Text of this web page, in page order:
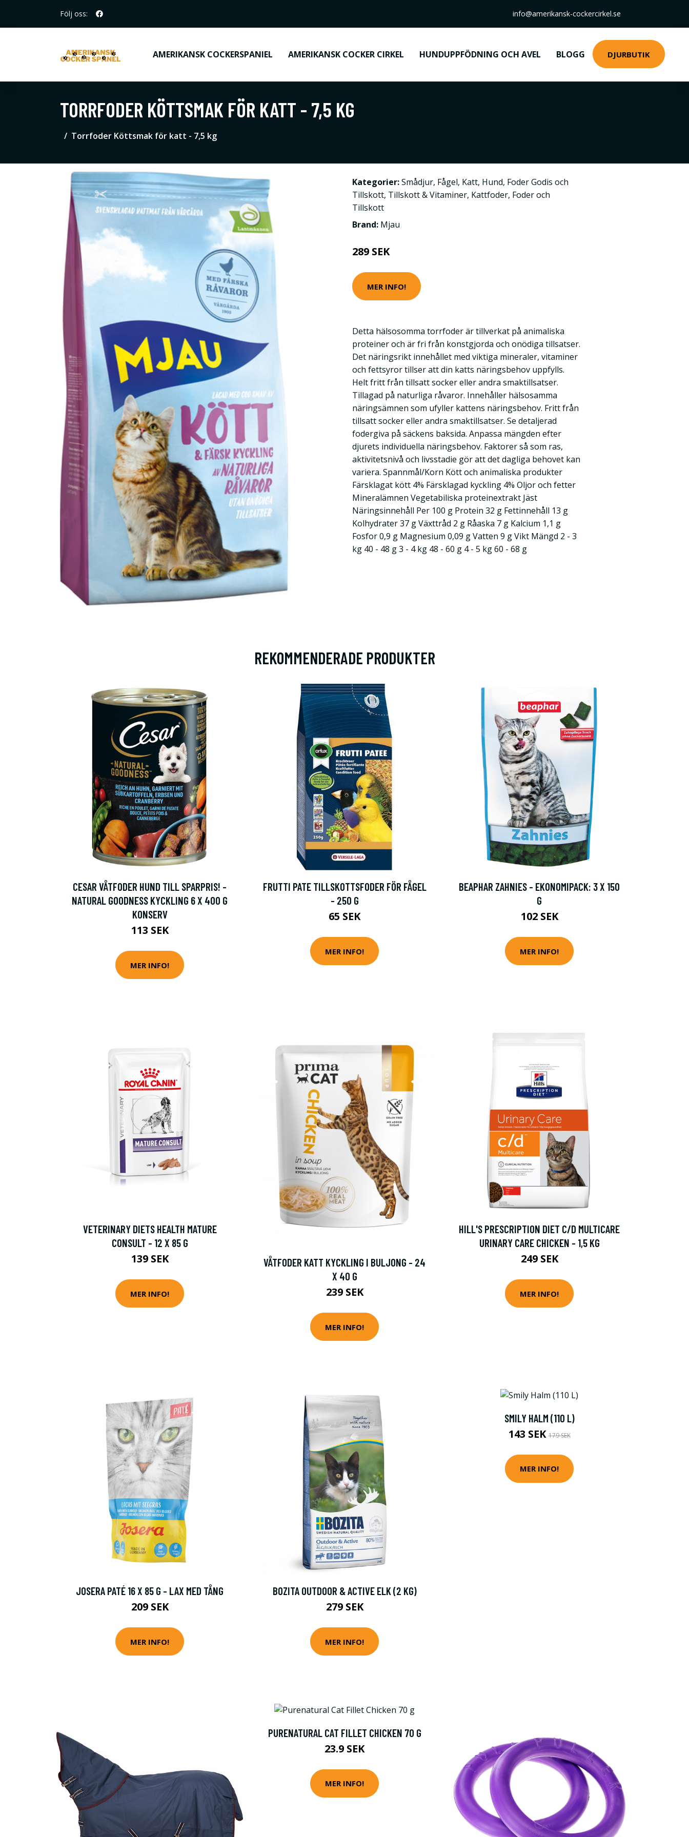
Följ oss: info@amerikansk-cockercirkel.se
AMERIKANSK COCKERSPANIEL AMERIKANSK COCKER CIRKEL HUNDUPPFÖDNING OCH AVEL BLOGG DJURBUTIK
TORRFODER KÖTTSMAK FÖR KATT - 7,5 KG
Torrfoder Köttsmak för katt - 7,5 kg
Kategorier:Smådjur, Fågel, Katt, Hund, Foder Godis och
Tillskott, Tillskott & Vitaminer, Kattfoder, Foder och
Tillskott
Brand: Mjau
289 SEK
MER INFO!
Detta hälsosomma torrfoder är tillverkat på animaliska
proteiner och är fri från konstgjorda och onödiga tillsatser.
Det näringsrikt innehållet med viktiga mineraler, vitaminer
och fettsyror tillser att din katts näringsbehov uppfylls.
Helt fritt från tillsatt socker eller andra smaktillsatser.
Tillagad på naturliga råvaror. Innehåller hälsosamma
näringsämnen som ufyller kattens näringsbehov. Fritt från
tillsatt socker eller andra smaktillsatser. Se detaljerad
fodergiva på säckens baksida. Anpassa mängden efter
djurets individuella näringsbehov. Faktorer så som ras,
aktivitetsnivå och livsstadie gör att det dagliga behovet kan
variera. Spannmål/Korn Kött och animaliska produkter
Färsklagat kött 4% Färsklagad kyckling 4% Oljor och fetter
Mineralämnen Vegetabiliska proteinextrakt Jäst
Näringsinnehåll Per 100 g Protein 32 g Fettinnehåll 13 g
Kolhydrater 37 g Växttråd 2 g Råaska 7 g Kalcium 1,1 g
Fosfor 0,9 g Magnesium 0,09 g Vatten 9 g Vikt Mängd 2 - 3
kg 40 - 48 g 3 - 4 kg 48 - 60 g 4 - 5 kg 60 - 68 g
REKOMMENDERADE PRODUKTER
CESAR VÅTFODER HUND TILL SPARPRIS! -
NATURAL GOODNESS KYCKLING 6 X 400 G
KONSERV
113 SEK
MER INFO!
FRUTTI PATE TILLSKOTTSFODER FÖR FÅGEL
- 250 G
65 SEK
MER INFO!
BEAPHAR ZAHNIES - EKONOMIPACK: 3 X 150
G
102 SEK
MER INFO!
VETERINARY DIETS HEALTH MATURE
CONSULT - 12 X 85 G
139 SEK
MER INFO!
VÅTFODER KATT KYCKLING I BULJONG - 24
X 40 G
239 SEK
MER INFO!
HILL'S PRESCRIPTION DIET C/D MULTICARE
URINARY CARE CHICKEN - 1,5 KG
249 SEK
MER INFO!
JOSERA PATÉ 16 X 85 G - LAX MED TÅNG
209 SEK
MER INFO!
BOZITA OUTDOOR & ACTIVE ELK (2 KG)
279 SEK
MER INFO!
SMILY HALM (110 L)
143 SEK179 SEK
MER INFO!
PURENATURAL CAT FILLET CHICKEN 70 G
23.9 SEK
MER INFO!